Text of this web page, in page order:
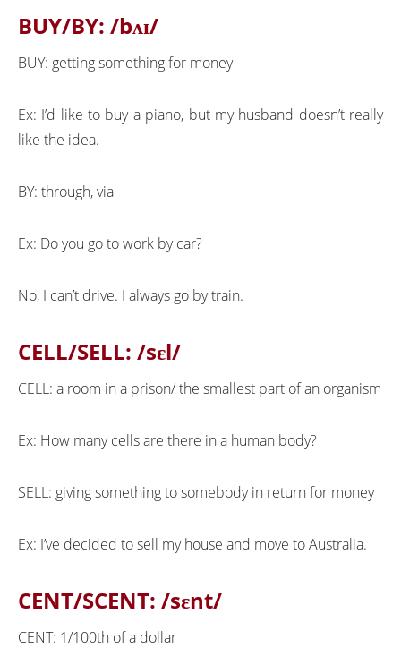
BUY/BY: /bʌɪ/
BUY: getting something for money
Ex: I’d like to buy a piano, but my husband doesn’t really
like the idea.
BY: through, via
Ex: Do you go to work by car?
No, I can’t drive. I always go by train.
CELL/SELL: /sɛl/
CELL: a room in a prison/ the smallest part of an organism
Ex: How many cells are there in a human body?
SELL: giving something to somebody in return for money
Ex: I’ve decided to sell my house and move to Australia.
CENT/SCENT: /sɛnt/
CENT: 1/100th of a dollar